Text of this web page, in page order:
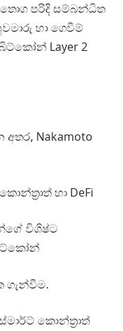
පරිදි සම්බන්ධිත
හා ගෙවීම්
Layer 2
අතර, Nakamoto
හා DeFi
විශිෂ්ට
ගැන්වීම.
කොන්ත්‍රාත්